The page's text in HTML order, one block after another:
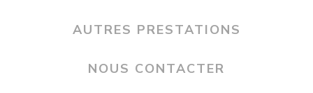
AUTRES PRESTATIONS
NOUS CONTACTER